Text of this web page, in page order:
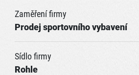
Zaměření firmy
Prodej sportovního vybavení
Sídlo firmy
Rohle